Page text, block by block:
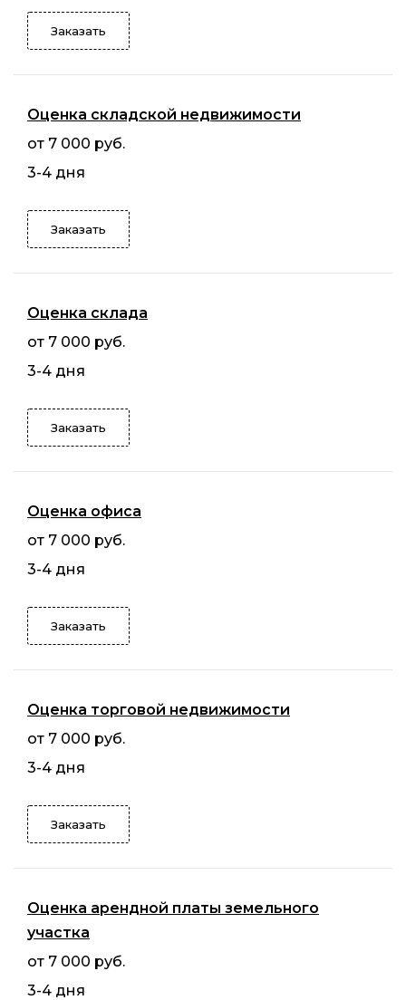
Заказать
Оценка складской недвижимости
от 7 000 руб.
3-4 дня
Заказать
Оценка склада
от 7 000 руб.
3-4 дня
Заказать
Оценка офиса
от 7 000 руб.
3-4 дня
Заказать
Оценка торговой недвижимости
от 7 000 руб.
3-4 дня
Заказать
Оценка арендной платы земельного
участка
от 7 000 руб.
3-4 дня